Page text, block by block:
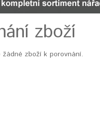
zboží
žádné zboží k porovnání.